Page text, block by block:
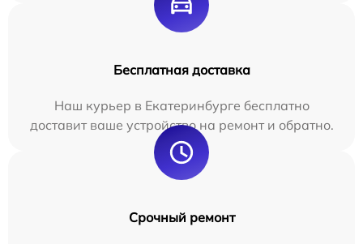
Бесплатная доставка
Наш курьер в Екатеринбурге бесплатно
доставит ваше устройство на ремонт и обратно.
Срочный ремонт